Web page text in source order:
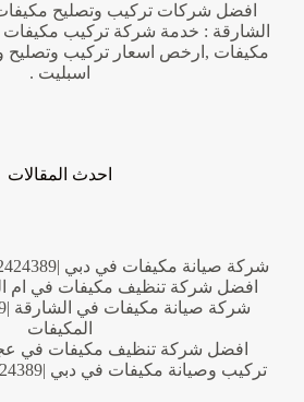
افضل شركات تركيب وتصليح
الشارقة : خدمة شركة تركيب
مكيفات ,ارخص اسعار تركيب
اسبليت .
احدث المقالات
شركة صيانة مكيفات في دبي |0542424389| صيانة المكيفات
افضل شركة تنظيف مكيفات في ام القيوين
المكيفات
افضل شركة تنظيف مكيفات في عجمان
تركيب وصيانة مكيفات في دبي |0542424389| صيانه واصلاح